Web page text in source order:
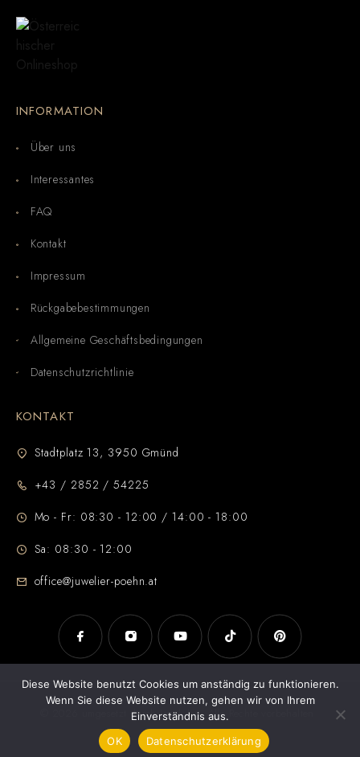
INFORMATION
Über uns
Interessantes
FAQ
Kontakt
Impressum
Rückgabebestimmungen
Allgemeine Geschäftsbedingungen
Datenschutzrichtlinie
KONTAKT
Stadtplatz 13, 3950 Gmünd
+43 / 2852 / 54225
Mo - Fr: 08:30 - 12:00 / 14:00 - 18:00
Sa: 08:30 - 12:00
office@juwelier-poehn.at
© 2026 umgesetzt durchJezek Jan. Alle Rechte vorbehalten
Diese Website benutzt Cookies um anständig zu funktionieren.
Wenn Sie diese Website nutzen, gehen wir von Ihrem
Einverständnis aus.
OK
Datenschutzerklärung